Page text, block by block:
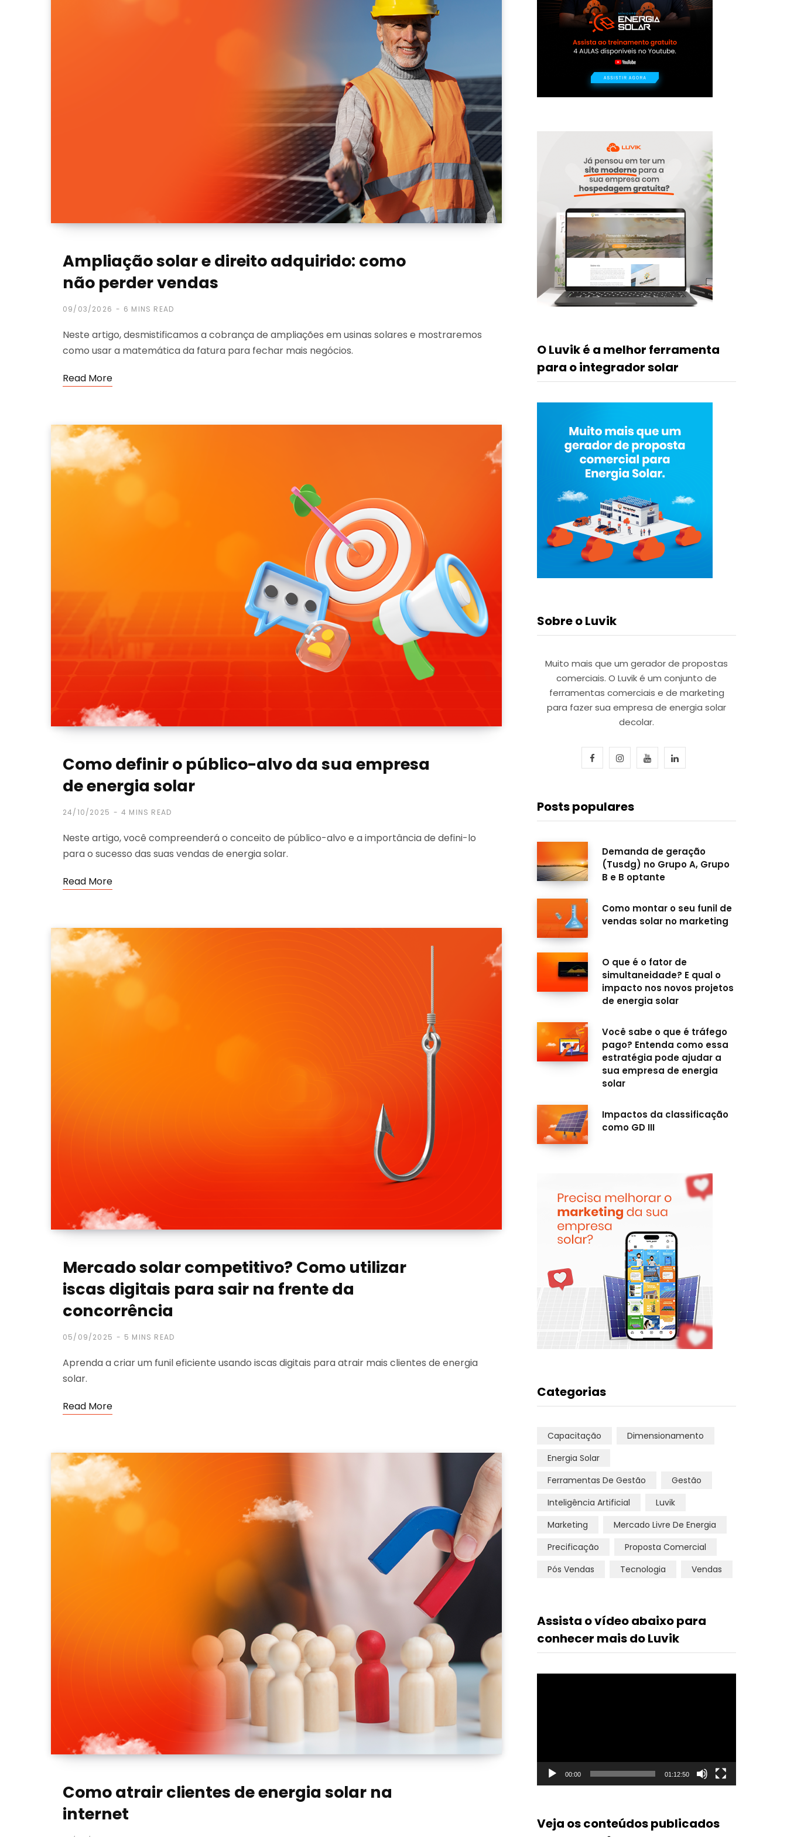
Ampliação solar e direito adquirido: como
não perder vendas
09/03/2026 6 MINS READ
Neste artigo, desmistificamos a cobrança de ampliações em usinas solares e mostraremos
como usar a matemática da fatura para fechar mais negócios.
Read More
Como definir o público-alvo da sua empresa
de energia solar
24/10/2025 4 MINS READ
Neste artigo, você compreenderá o conceito de público-alvo e a importância de defini-lo
para o sucesso das suas vendas de energia solar.
Read More
Mercado solar competitivo? Como utilizar
iscas digitais para sair na frente da
concorrência
05/09/2025 5 MINS READ
Aprenda a criar um funil eficiente usando iscas digitais para atrair mais clientes de energia
solar.
Read More
Como atrair clientes de energia solar na
internet
O Luvik é a melhor ferramenta
para o integrador solar
Sobre o Luvik
Muito mais que um gerador de propostas
comerciais. O Luvik é um conjunto de
ferramentas comerciais e de marketing
para fazer sua empresa de energia solar
decolar.
e
I
t
g
a
Y
T
b
L
k
d
n
Posts populares
Demanda de geração
(Tusdg) no Grupo A, Grupo
B e B optante
Como montar o seu funil de
vendas solar no marketing
O que é o fator de
simultaneidade? E qual o
impacto nos novos projetos
de energia solar
Você sabe o que é tráfego
pago? Entenda como essa
estratégia pode ajudar a
sua empresa de energia
solar
Impactos da classificação
como GD III
Categorias
Capacitação
Dimensionamento
Energia Solar
Ferramentas De Gestão
Gestão
Inteligência Artificial
Luvik
Marketing
Mercado Livre De Energia
Precificação
Proposta Comercial
Pós Vendas
Tecnologia Vendas
Assista o vídeo abaixo para
conhecer mais do Luvik
00:00 01:12:50
Veja os conteúdos publicados